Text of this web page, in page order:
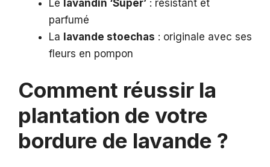
Le lavandin ‘Super’ : résistant et
parfumé
La lavande stoechas : originale avec ses
fleurs en pompon
Comment réussir la
plantation de votre
bordure de lavande ?